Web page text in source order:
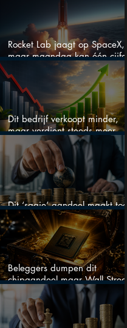
Rocket Lab jaagt op SpaceX,
maar maandag kan één cijfer
de droom doorprikken?
Dit bedrijf verkoopt minder,
maar verdient steeds meer —
hoe lang kan dit sprookje
doorgaan?
Dit ‘saaie’ aandeel maakt toch
bizar veel winst
Beleggers dumpen dit
chipaandeel maar Wall Street
ziet een zeldzame koopkans